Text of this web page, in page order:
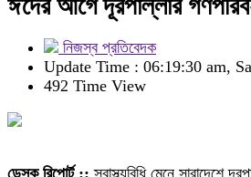
ঈদের আগে দূরপাল্লার
নিজস্ব প্রতিবেদক
Update Time : 06:19:30 am,
492 Time View
ডেস্ক রিপোর্ট :: স্বাস্থ্যবিধি মেনে সারাদেশে